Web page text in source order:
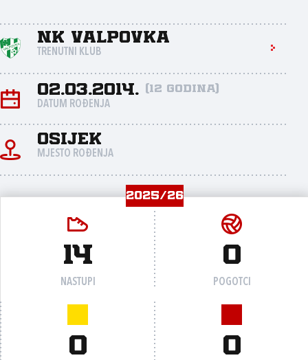
NK Valpovka
TRENUTNI KLUB
02.03.2014. (12 godina)
DATUM ROĐENJA
Osijek
MJESTO ROĐENJA
2025/26
14
NASTUPI
0
POGOTCI
0 0